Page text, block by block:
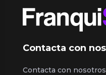
Contacta con
Contacta con